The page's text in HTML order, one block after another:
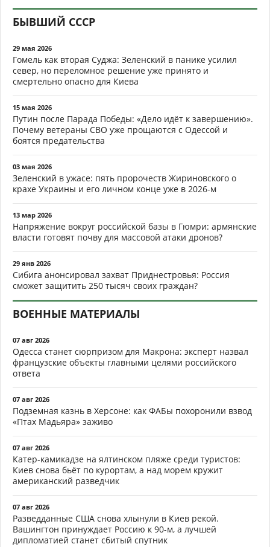
БЫВШИЙ СССР
29 мая 2026
Гомель как вторая Суджа: Зеленский в панике усилил
север, но переломное решение уже принято и
смертельно опасно для Киева
15 мая 2026
Путин после Парада Победы: «Дело идёт к завершению».
Почему ветераны СВО уже прощаются с Одессой и
боятся предательства
03 мая 2026
Зеленский в ужасе: пять пророчеств Жириновского о
крахе Украины и его личном конце уже в 2026-м
13 мар 2026
Напряжение вокруг российской базы в Гюмри: армянские
власти готовят почву для массовой атаки дронов?
29 янв 2026
Сибига анонсировал захват Приднестровья: Россия
сможет защитить 250 тысяч своих граждан?
ВОЕННЫЕ МАТЕРИАЛЫ
07 авг 2026
Одесса станет сюрпризом для Макрона: эксперт назвал
французские объекты главными целями российского
ответа
07 авг 2026
Подземная казнь в Херсоне: как ФАБы похоронили взвод
«Птах Мадьяра» заживо
07 авг 2026
Катер-камикадзе на ялтинском пляже среди туристов:
Киев снова бьёт по курортам, а над морем кружит
американский разведчик
07 авг 2026
Разведданные США снова хлынули в Киев рекой.
Вашингтон принуждает Россию к 90-м, а лучшей
дипломатией станет сбитый спутник